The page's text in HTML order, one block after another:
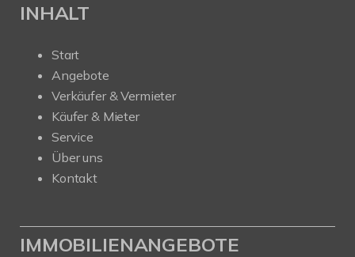
INHALT
Start
Angebote
Verkäufer & Vermieter
Käufer & Mieter
Service
Über uns
Kontakt
IMMOBILIENANGEBOTE